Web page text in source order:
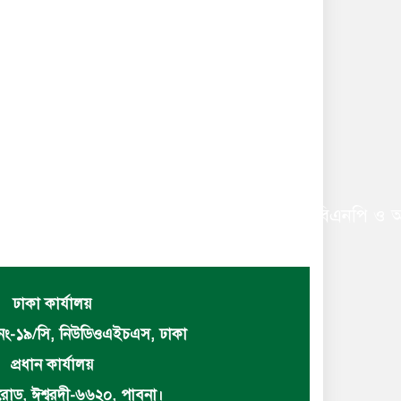
ছাত্রলীগের সাধারণ সম্পাদক নির্বাচিত করায় বিএনপি
ঢাকা কার্যালয়
১৯/সি, নিউডিওএইচএস, ঢাকা
প্রধান কার্যালয়
ঈশ্বরদী-৬৬২০, পাবনা।